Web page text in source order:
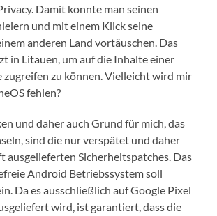
Damit konnte man seinen
und mit einem Klick seine
anderen Land vortäuschen. Das
in Litauen, um auf die Inhalte einer
zugreifen zu können. Vielleicht wird mir
fehlen?
und daher auch Grund für mich, das
sind die nur verspätet und daher
ausgelieferten Sicherheitspatches. Das
Android Betriebssystem soll
Da es ausschließlich auf Google Pixel
wird, ist garantiert, dass die